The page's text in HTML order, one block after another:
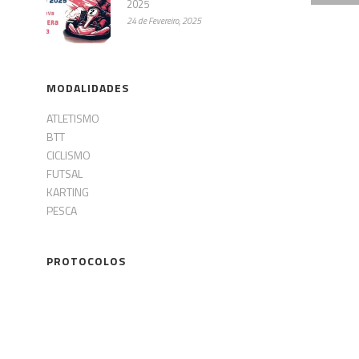
2025
24 de Fevereiro, 2025
MODALIDADES
ATLETISMO
BTT
CICLISMO
FUTSAL
KARTING
PESCA
PROTOCOLOS